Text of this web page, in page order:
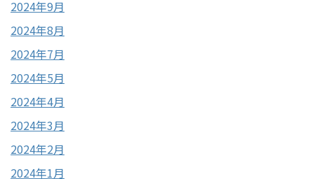
2024年9月
2024年8月
2024年7月
2024年5月
2024年4月
2024年3月
2024年2月
2024年1月